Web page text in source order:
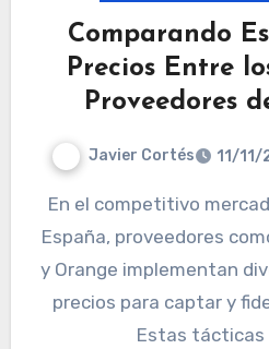
Comparando
Precios Entre
Proveedores
Javier Cortés 11/11/
En el competitivo mercado de la televisión en
España, proveedores
y Orange implementan
precios para captar y
Estas tácticas